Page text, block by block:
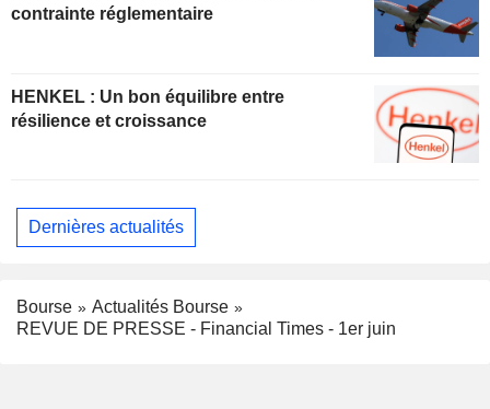
contrainte réglementaire
HENKEL : Un bon équilibre entre
résilience et croissance
Dernières actualités
Bourse
Actualités Bourse
REVUE DE PRESSE - Financial Times - 1er juin